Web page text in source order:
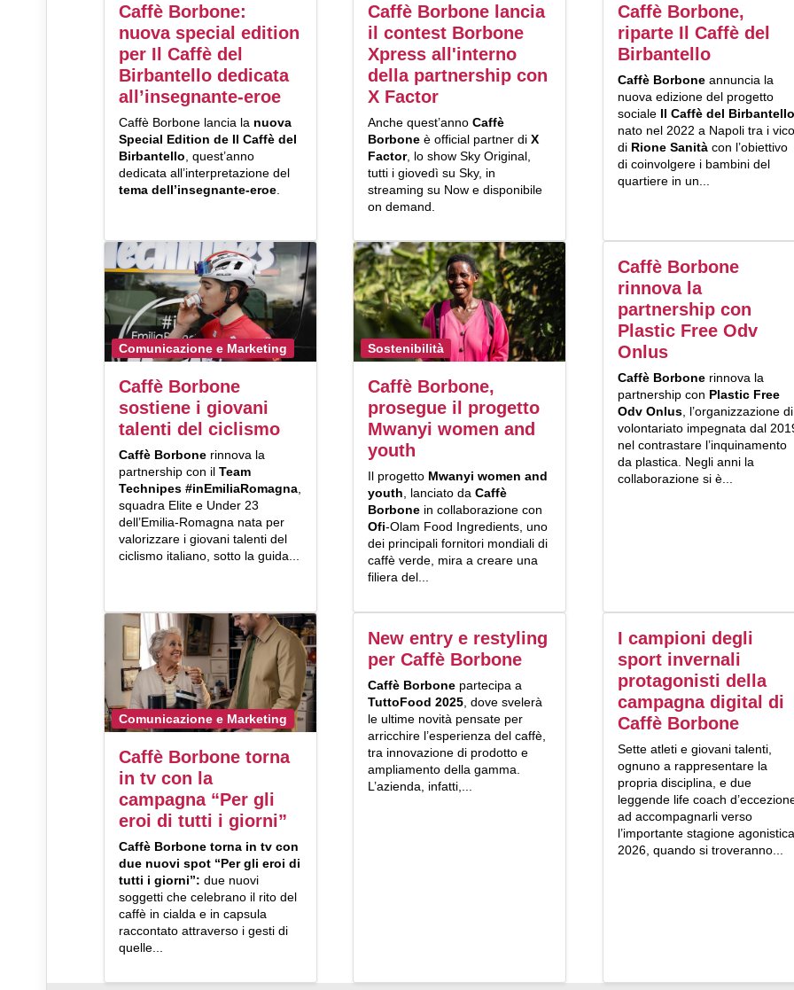
Caffè Borbone:
nuova special edition
per Il Caffè del
Birbantello dedicata
all’insegnante-eroe
Caffè Borbone lancia la nuova
Special Edition de Il Caffè del
Birbantello , quest’anno
dedicata all’interpretazione del
tema dell’insegnante-eroe
Caffè Borbone lancia
il contest Borbone
Xpress all'interno
della partnership con
X Factor
Anche quest’annoCaffè
Borbone è official partner diX
Factor, lo show Sky Original,
tutti i giovedì su Sky, in
streaming su Now e disponibile
on demand.
Caffè Borbone,
riparte Il Caffè del
Birbantello
Caffè Borboneannuncia la
nuova edizione del progetto
socialeIl Caffè del Birbantello
nato nel 2022 a Napoli tra i
di Rione Sanitàcon l’obiettivo
di coinvolgere i bambini del
quartiere in un...
Comunicazione e Marketing
Caffè Borbone
sostiene i giovani
talenti del ciclismo
Caffè Borbone rinnova la
partnership con il Team
Technipes #inEmiliaRomagna
squadra Elite e Under 23
dell’Emilia-Romagna nata per
valorizzare i giovani talenti del
ciclismo italiano, sotto la guida...
Sostenibilità
Caffè Borbone,
prosegue il progetto
Mwanyi women and
youth
Il progetto Mwanyi women and
youth , lanciato daCaffè
Borbone in collaborazione con
Ofi-Olam Food Ingredients, uno
dei principali fornitori mondiali di
caffè verde, mira a creare una
filiera del...
Caffè Borbone
rinnova la
partnership con
Plastic Free Odv
Onlus
Caffè Borbonerinnova la
partnership con Plastic Free
Odv Onlus, l’organizzazione di
volontariato impegnata dal
nel contrastare l’inquinamento
da plastica. Negli anni la
collaborazione si è...
Comunicazione e Marketing
Caffè Borbone torna
in tv con la
campagna “Per gli
eroi di tutti i giorni”
Caffè Borbone torna in tv con
due nuovi spot “Per gli eroi di
tutti i giorni”: due nuovi
soggetti che celebrano il rito del
caffè in cialda e in capsula
raccontato attraverso i gesti di
quelle...
New entry e restyling
per Caffè Borbone
Caffè Borbone partecipa a
TuttoFood 2025 , dove svelerà
le ultime novità pensate per
arricchire l’esperienza del caffè,
tra innovazione di prodotto e
ampliamento della gamma.
L’azienda, infatti,...
I campioni degli
sport invernali
protagonisti della
campagna digital di
Caffè Borbone
Sette atleti e giovani talenti,
ognuno a rappresentare la
propria disciplina, e due
leggende life coach
ad accompagnarli verso
l’importante stagione agonistica
2026, quando si troveranno...